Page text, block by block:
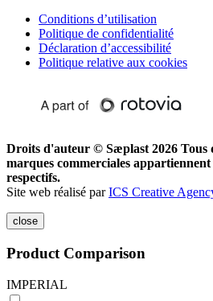
Conditions d’utilisation
Politique de confidentialité
Déclaration d’accessibilité
Politique relative aux cookies
Droits d'auteur © Sæplast 2026 Tous
marques commerciales
respectifs.
Site web réalisé parICS Creative
close
Product Comparison
IMPERIAL